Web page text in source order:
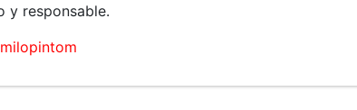
y responsable.